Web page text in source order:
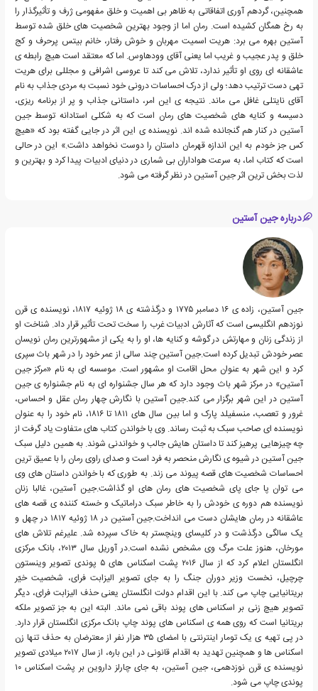
همچنین، گردهم آوری اتفاقاتی به ظاهر بی اهمیت و خلق مفهومی ژرف و تأثیرگذار را
به رخ همگان کشیده است. رمان اما از وجود بهترین شخصیت های خلق شده توسط
آستین بهره می برد: هریت اسمیت مهربان و خوش رفتار، خانم بیتس پرحرف و کج
خلق و پدر عجیب و غریب اما یعنی آقای وودهاوس. اما که معتقد است هیچ رابطه ی
عاشقانه ای روی او تأثیر ندارد، تلاش می کند تا عروسی اشرافی و مجللی برای هریت
تهی دست ترتیب دهد؛ ولی از درک احساسات درونی خود نسبت به مردی جذاب به نام
آقای نایتلی غافل می ماند. نتیجه ی این امر، داستانی جذاب و پر از برنامه ریزی،
دسیسه و کنایه های شخصیت های رمان است که به شکلی استادانه توسط جین
آستین در کنار هم گنجانده شده اند. نویسنده ی این اثر در جایی گفته بود که «هیچ
کس جز خودم به این اندازه قهرمان داستان را دوست نخواهد داشت.» این در حالی
است که کتاب اما، به سرعت هواداران بی شماری در دنیای ادبیات پیدا کرد و بهترین و
لذت بخش ترین اثر جین آستین در نظر گرفته می شود.
درباره جین آستین
جین آستین، زاده ی ۱۶ دسامبر ۱۷۷۵ و درگذشته ی ۱۸ ژوئیه ۱۸۱۷، نویسنده ی قرن
نوزدهم انگلیسی است که آثارش ادبیات غرب را سخت تحت تأثیر قرار داد. شناخت او
از زندگی زنان و مهارتش در گوشه و کنایه ها، او را به یکی از مشهورترین رمان نویسان
عصر خودش تبدیل کرده است.جین آستین چند سالی از عمر خود را در شهر باث سپری
کرد و این شهر به عنوان محل اقامت او مشهور است. موسسه ای به نام «مرکز جین
آستین» در مرکز شهر باث وجود دارد که هر سال جشنواره ای به نام جشنواره ی جین
آستین در این شهر برگزار می کند.جین آستین با نگارش چهار رمان عقل و احساس،
غرور و تعصب، منسفیلد پارک و اما بین سال های ۱۸۱۱ تا ۱۸۱۶، نام خود را به عنوان
نویسنده ای صاحب سبک به ثبت رساند. وی با خواندن کتاب های متفاوت یاد گرفت از
چه چیزهایی پرهیز کند تا داستان هایش جالب و خواندنی شوند. به همین دلیل سبک
جین آستین در شیوه ی نگارش منحصر به فرد است و صدای راوی رمان را با عمیق ترین
احساسات شخصیت های قصه پیوند می زند. به طوری که با خواندن داستان های وی
می توان پا جای پای شخصیت های رمان های او گذاشت.جین آستین، غالبا زنان
نویسنده هم دوره ی خودش را به خاطر سبک دراماتیک و خسته کننده ی قصه های
عاشقانه در رمان هایشان دست می انداخت.جین آستین در ۱۸ ژوئیه ۱۸۱۷ در چهل و
یک سالگی درگذشت و در کلیسای وینچستر به خاک سپرده شد. علیرغم تلاش های
مورخان، هنوز علت مرگ وی مشخص نشده است.در آوریل سال ۲۰۱۳، بانک مرکزی
انگلستان اعلام کرد که از سال ۲۰۱۶ پشت اسکناس های ۵ پوندی تصویر وینستون
چرچیل، نخست وزیر دوران جنگ را به جای تصویر الیزابت فرای، شخصیت خیّر
بریتانیایی چاپ می کند. با این اقدام دولت انگلستان یعنی حذف الیزابت فرای، دیگر
تصویر هیچ زنی بر اسکناس های پوند باقی نمی ماند. البته این به جز تصویر ملکه
بریتانیا است که روی همه ی اسکناس های پوند چاپ بانک مرکزی انگلستان قرار دارد.
در پی تهیه ی یک تومار اینترنتی با امضای ۳۵ هزار نفر از معترضان به حذف تنها زن
اسکناس ها و همچنین تهدید به اقدام قانونی در این باره، از سال ۲۰۱۷ میلادی تصویر
نویسنده ی قرن نوزدهمی، جین آستین، به جای چارلز داروین بر پشت اسکناس ۱۰
پوندی چاپ می شود.